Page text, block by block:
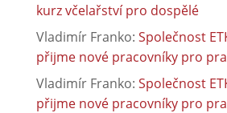
kurz včelařství pro dospělé
Vladimír Franko: Společnost
přijme nové pracovníky pro
Vladimír Franko: Společnost
přijme nové pracovníky pro